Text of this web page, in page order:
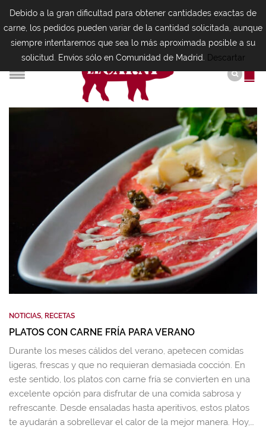
NOTICIAS, RECETAS
PLATOS CON CARNE FRÍA PARA VERANO
Durante los meses cálidos del verano, apetecen comidas
ligeras, frescas y que no requieran demasiada cocción. En
este sentido, los platos con carne fría se convierten en una
excelente opción para disfrutar de una comida sabrosa y
refrescante. Desde ensaladas hasta aperitivos, estos platos
te ayudarán a sobrellevar el calor de la mejor manera. Hoy,…
Debido a la gran dificultad para obtener cantidades exactas de
carne, los pedidos pueden variar de la cantidad solicitada, aunque
siempre intentaremos que sea lo más aproximada posible a su
solicitud. Envíos sólo en Comunidad de Madrid.
Descartar